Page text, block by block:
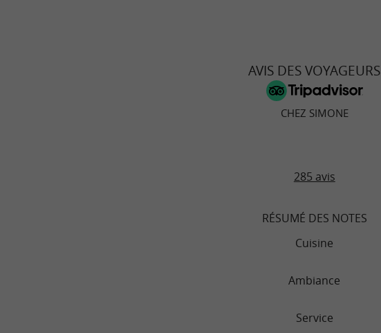
AVIS DES VOYAGEURS
CHEZ SIMONE
285 avis
RÉSUMÉ DES NOTES
Cuisine
Ambiance
Service